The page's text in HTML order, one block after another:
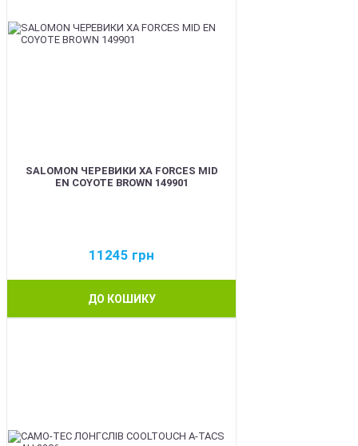
SALOMON ЧЕРЕВИКИ XA FORCES MID
EN COYOTE BROWN 149901
11245 грн
ДО КОШИКУ